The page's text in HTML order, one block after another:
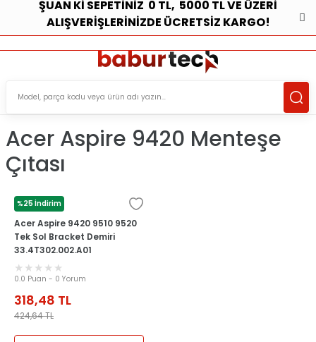
ŞUAN Kİ SEPETİNİZ 0 TL, 5000 TL VE ÜZERİ
ALIŞVERİŞLERİNİZDE ÜCRETSİZ KARGO!
Acer Aspire 9420 Menteşe
Çıtası
%25 İndirim
ACER
Acer Aspire 9420 9510 9520
Tek Sol Bracket Demiri
33.4T302.002.A01
0.0 Puan - 0 Yorum
318,48 TL
424,64TL